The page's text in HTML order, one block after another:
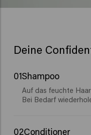
Deine
01Shampoo
Auf das feuchte
Bei Bedarf
02Conditioner